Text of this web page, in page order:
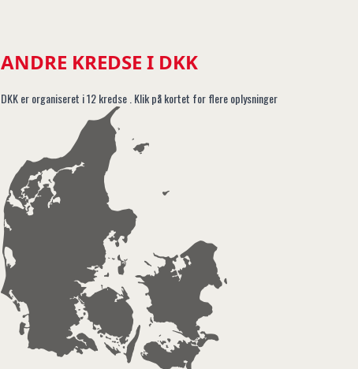
ANDRE KREDSE I DKK
DKK er organiseret i 12 kredse . Klik på kortet for flere oplysninger